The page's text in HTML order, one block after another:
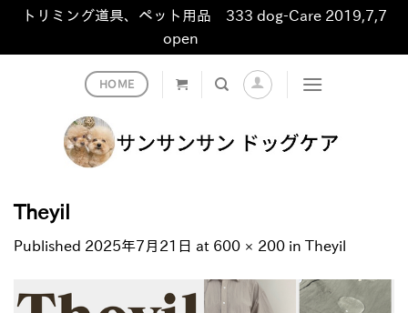
トリミング道具、ペット用品 333 dog-Care 2019,7,7
open
HOME
Theyil
Published 2025年7月21日 at 600 × 200 in Theyil